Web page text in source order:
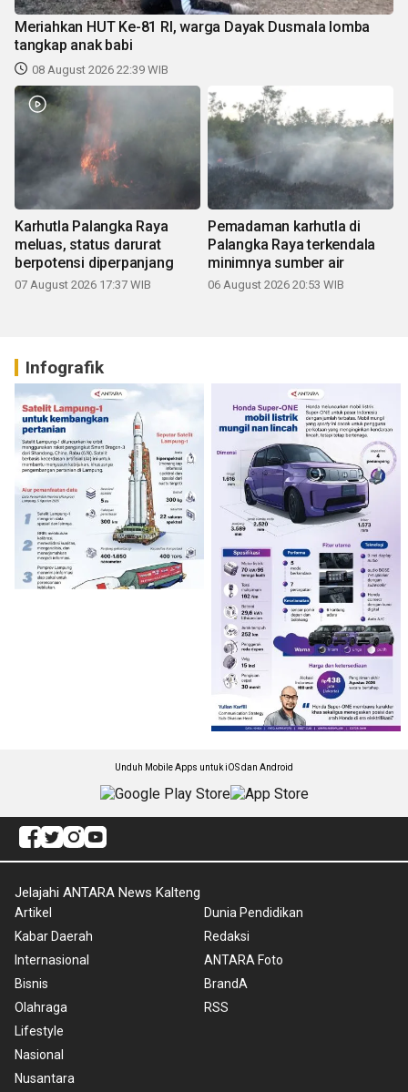
Meriahkan HUT Ke-81 RI, warga Dayak Dusmala lomba
tangkap anak babi
08 August 2026 22:39 WIB
Karhutla Palangka Raya
meluas, status darurat
berpotensi diperpanjang
07 August 2026 17:37 WIB
Pemadaman karhutla di
Palangka Raya terkendala
minimnya sumber air
06 August 2026 20:53 WIB
Infografik
Unduh Mobile Apps untuk iOS dan Android
Jelajahi ANTARA News Kalteng
Artikel
Kabar Daerah
Internasional
Bisnis
Olahraga
Lifestyle
Nasional
Nusantara
Dunia Pendidikan
Redaksi
ANTARA Foto
BrandA
RSS